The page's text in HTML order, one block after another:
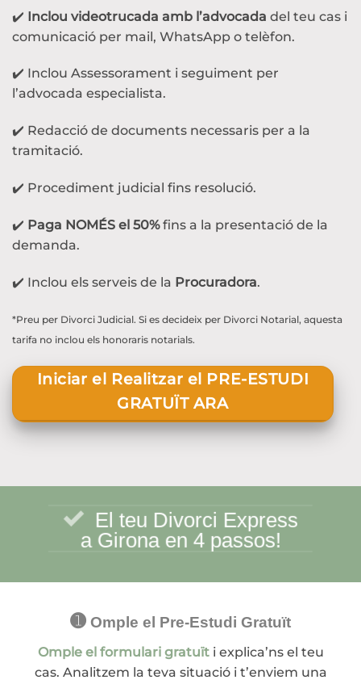
✔️ Inclou videotrucada amb l’advocada del teu cas i
comunicació per mail, WhatsApp o telèfon.
✔️ Inclou Assessorament i seguiment per
l’advocada especialista.
✔️ Redacció de documents necessaris per a la
tramitació.
✔️ Procediment judicial fins resolució.
✔️ Paga NOMÉS el 50%fins a la presentació de la
demanda.
✔️ Inclou els serveis de la Procuradora.
*Preu per Divorci Judicial. Si es decideix per Divorci Notarial, aquesta
tarifa no inclou els honoraris notarials.
Iniciar el Realitzar el PRE-ESTUDI
GRATUÏT ARA
El teu Divorci Express
a Girona en 4 passos!
➊ Omple el Pre-Estudi Gratuït
Omple el formulari gratuït i explica’ns el teu
cas. Analitzem la teva situació i t’enviem una